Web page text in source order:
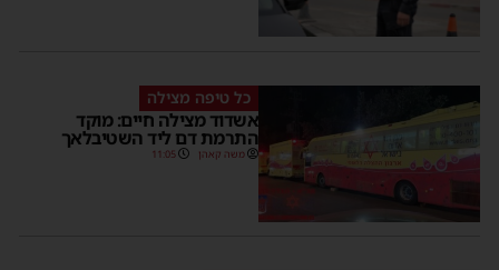
כל טיפה מצילה
אשדוד מצילה חיים: מוקד
התרמת דם ליד השטיבלאך
משה קאהן 11:05